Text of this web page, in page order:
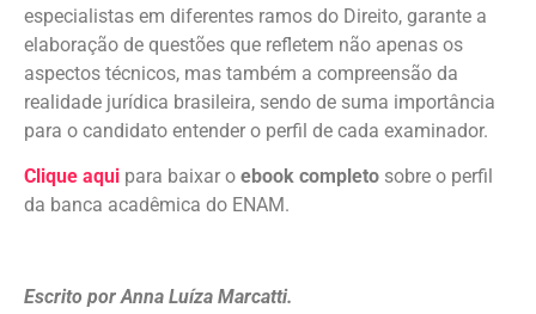
especialistas em diferentes ramos do Direito, garante a
elaboração de questões que refletem não apenas os
aspectos técnicos, mas também a compreensão da
realidade jurídica brasileira, sendo de suma importância
para o candidato entender o perfil de cada examinador.
Clique aqui para baixar o ebook completo sobre o perfil
da banca acadêmica do ENAM.
Escrito por Anna Luíza Marcatti.